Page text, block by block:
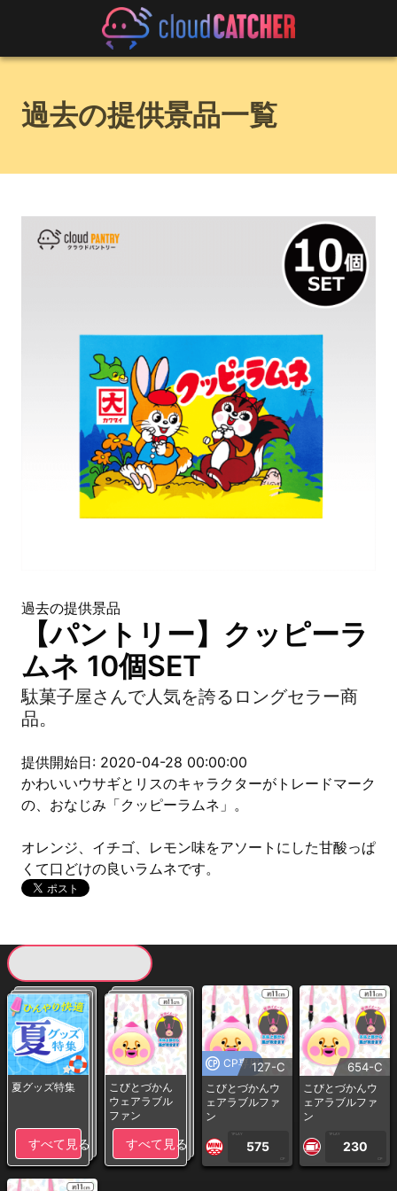
過去の提供景品一覧
過去の提供景品
【パントリー】クッピーラ
ムネ 10個SET
駄菓子屋さんで人気を誇るロングセラー商
品。
提供開始日: 2020-04-28 00:00:00
かわいいウサギとリスのキャラクターがトレードマーク
の、おなじみ「クッピーラムネ」。
オレンジ、イチゴ、レモン味をアソートにした甘酸っぱ
くて口どけの良いラムネです。
夏グッズ特集
すべて見る
こびとづかん
ウェアラブル
ファン
すべて見る
CP専用127-C
こびとづかんウ
ェアラブルファ
ン
1PLAY
575
CP
654-C
こびとづかんウ
ェアラブルファ
ン
1PLAY
230
CP